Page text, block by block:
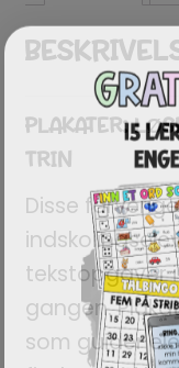
PLAKATER:
TRIN
Disse
tekstopgaver
gangen.
som guider